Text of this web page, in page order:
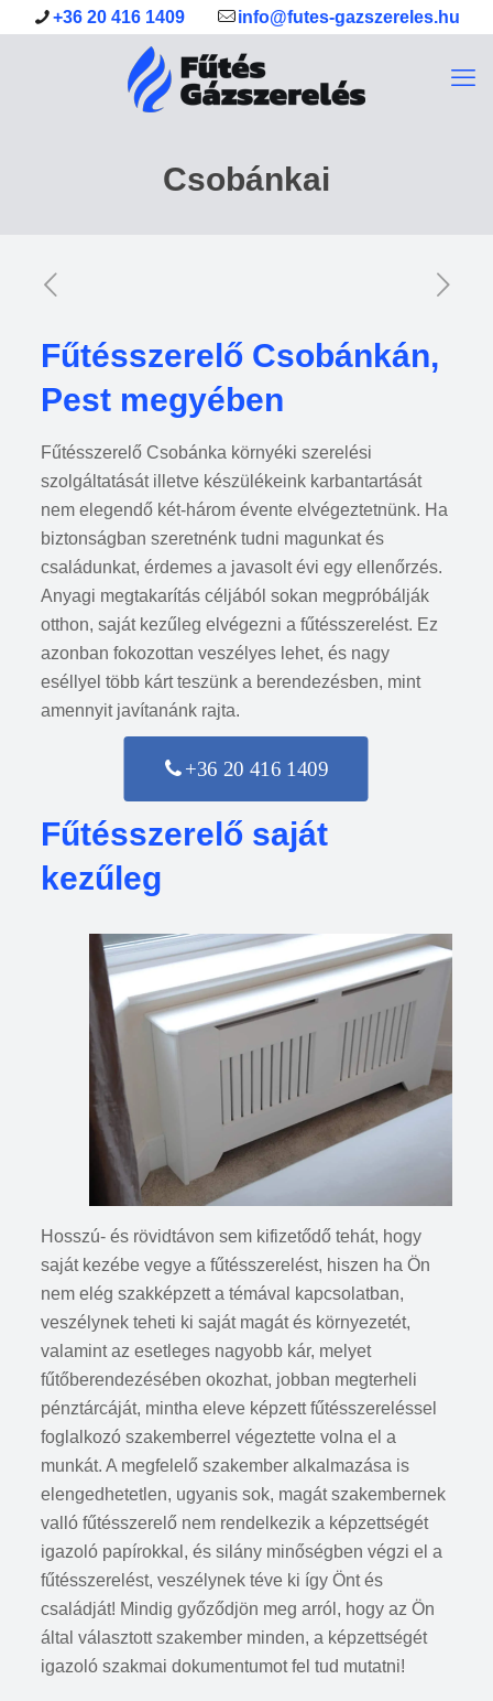
+36 20 416 1409 info@futes-gazszereles.hu
Csobánkai
Fűtésszerelő Csobánkán,
Pest megyében
Fűtésszerelő Csobánka környéki szerelési
szolgáltatását illetve készülékeink karbantartását
nem elegendő két-három évente elvégeztetnünk. Ha
biztonságban szeretnénk tudni magunkat és
családunkat, érdemes a javasolt évi egy ellenőrzés.
Anyagi megtakarítás céljából sokan megpróbálják
otthon, saját kezűleg elvégezni a fűtésszerelést. Ez
azonban fokozottan veszélyes lehet, és nagy
eséllyel több kárt teszünk a berendezésben, mint
amennyit javítanánk rajta.
+36 20 416 1409
Fűtésszerelő saját
kezűleg
Hosszú- és rövidtávon sem kifizetődő tehát, hogy
saját kezébe vegye a fűtésszerelést, hiszen ha Ön
nem elég szakképzett a témával kapcsolatban,
veszélynek teheti ki saját magát és környezetét,
valamint az esetleges nagyobb kár, melyet
fűtőberendezésében okozhat, jobban megterheli
pénztárcáját, mintha eleve képzett fűtésszereléssel
foglalkozó szakemberrel végeztette volna el a
munkát. A megfelelő szakember alkalmazása is
elengedhetetlen, ugyanis sok, magát szakembernek
valló fűtésszerelő nem rendelkezik a képzettségét
igazoló papírokkal, és silány minőségben végzi el a
fűtésszerelést, veszélynek téve ki így Önt és
családját! Mindig győződjön meg arról, hogy az Ön
által választott szakember minden, a képzettségét
igazoló szakmai dokumentumot fel tud mutatni!